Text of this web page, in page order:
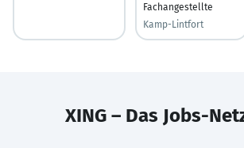
Fachangestellte
Kamp-Lintfort
XING – Das Jobs-